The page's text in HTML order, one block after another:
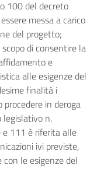
100 del decreto
messa a carico
del progetto;
di consentire la
e
alle esigenze del
finalità i
in deroga
legislativo n.
111 è riferita alle
ivi previste,
le esigenze del